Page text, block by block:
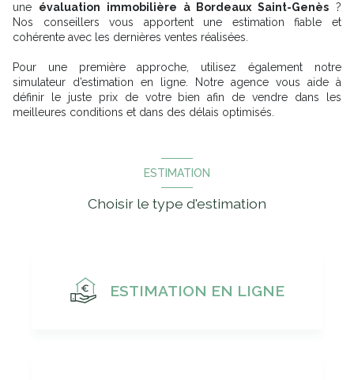
une évaluation immobilière à Bordeaux Saint-Genès ?
Nos conseillers vous apportent une estimation fiable et
cohérente avec les dernières ventes réalisées.
Pour une première approche, utilisez également notre
simulateur d’estimation en ligne. Notre agence vous aide à
définir le juste prix de votre bien afin de vendre dans les
meilleures conditions et dans des délais optimisés.
ESTIMATION
Choisir le type d'estimation
ESTIMATION EN LIGNE